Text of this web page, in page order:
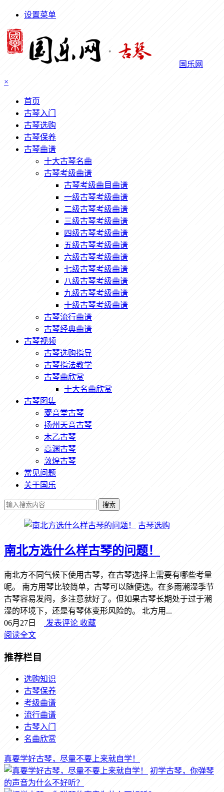
设置菜单
国乐网
×
首页
古琴入门
古琴选购
古琴保养
古琴曲谱
十大古琴名曲
古琴考级曲谱
古琴考级曲目曲谱
一级古琴考级曲谱
二级古琴考级曲谱
三级古琴考级曲谱
四级古琴考级曲谱
五级古琴考级曲谱
六级古琴考级曲谱
七级古琴考级曲谱
八级古琴考级曲谱
九级古琴考级曲谱
十级古琴考级曲谱
古琴流行曲谱
古琴经典曲谱
古琴视频
古琴选购指导
古琴指法教学
古琴曲欣赏
十大名曲欣赏
古琴图集
夔音堂古琴
扬州天音古琴
木乙古琴
高渊古琴
敦煌古琴
常见问题
关于国乐
搜索
古琴选购
南北方选什么样古琴的问题！
南北方不同气候下使用古琴，在古琴选择上需要有哪些考量
呢。 南方用琴比较简单，古琴可以随便选。在多雨潮湿季节
古琴容易发闷，多注意就好了。但如果古琴长期处于过于潮
湿的环境下，还是有琴体变形风险的。 北方用...
06月27日
发表评论 收藏
阅读全文
推荐栏目
选购知识
古琴保养
考级曲谱
流行曲谱
古琴入门
名曲欣赏
真要学好古琴，尽量不要上来就自学！
初学古琴，你弹琴
的声音为什么不好听？